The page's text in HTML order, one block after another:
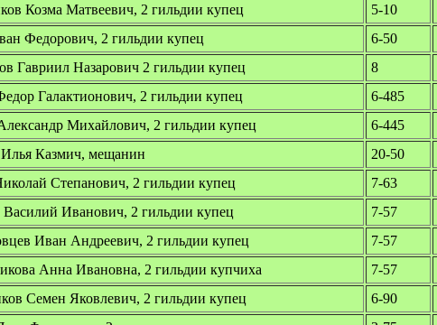
Козма Матвеевич, 2 гильдии купец 5-10
Федорович, 2 гильдии купец 6-50
Гавриил Назарович 2 гильдии купец 8
Галактионович, 2 гильдии купец 6-485
Михайлович, 2 гильдии купец 6-445
Казмич, мещанин 20-50
Степанович, 2 гильдии купец 7-63
Василий Иванович, 2 гильдии купец 7-57
Иван Андреевич, 2 гильдии купец 7-57
Анна Ивановна, 2 гильдии купчиха 7-57
Семен Яковлевич, 2 гильдии купец 6-90